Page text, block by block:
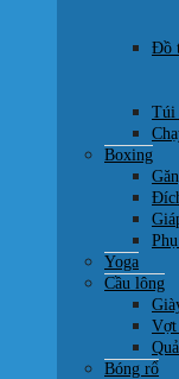
Đồ
Túi
Boxing
Yoga
Cầu lông
Vợt
Bóng rổ